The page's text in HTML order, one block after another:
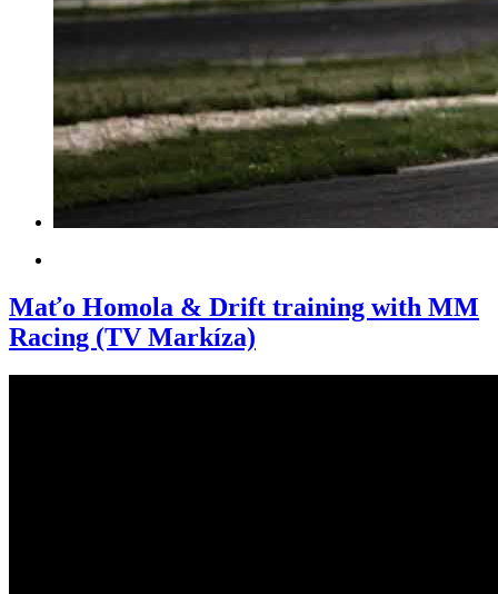
Maťo Homola & Drift training with MM
Racing (TV Markíza)